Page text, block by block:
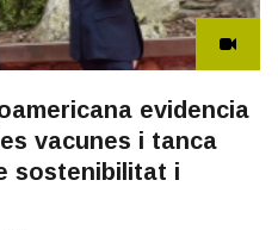
evidencia
vacunes i tanca
sostenibilitat i